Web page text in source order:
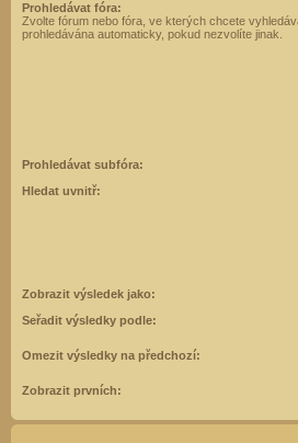
Prohledávat fóra:
Zvolte fórum nebo fóra, ve kterých chcete
prohledávána automaticky, pokud nezvolíte jinak.
Prohledávat subfóra:
Hledat uvnitř:
Zobrazit výsledek jako:
Seřadit výsledky podle:
Omezit výsledky na předchozí:
Zobrazit prvních: